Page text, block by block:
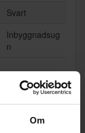
Om
Svart
Inbyggnadsug
n